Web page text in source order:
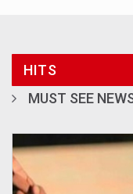
HITS
MUST SEE